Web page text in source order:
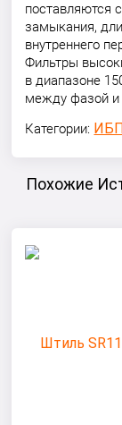
поставляются
замыкания,
внутреннего
Фильтры
в диапазоне
между фазой и
Категории:
Похожие